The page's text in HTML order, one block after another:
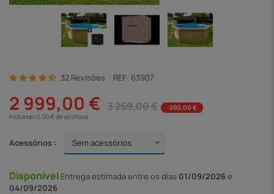
32 Revisões REF: 63907
2 999,00 € 3 259,00 €
-260,00 €
Incluindo 0,00 € de ecotaxa
Acessórios :
Disponível Entregaestimada entre os dias 01/09/2026e
04/09/2026